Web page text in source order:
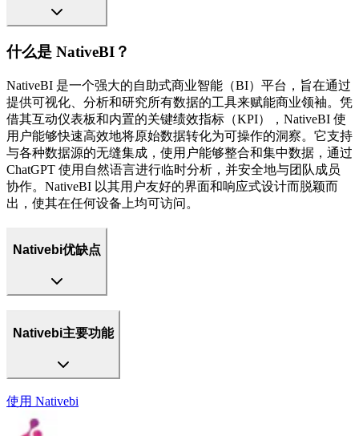
什么是 NativeBI？
NativeBI 是一个强大的自助式商业智能（BI）平台，旨在通过
提供可视化、分析和研究所有数据的工具来赋能商业领袖。凭
借其互动仪表板和内置的关键绩效指标（KPI），NativeBI 使
用户能够快速高效地将原始数据转化为可操作的洞察。它支持
与各种数据源的无缝集成，使用户能够整合和集中数据，通过
ChatGPT 使用自然语言进行临时分析，并安全地与团队成员
协作。NativeBI 以其用户友好的界面和响应式设计而脱颖而
出，使其在任何设备上均可访问。
Nativebi优缺点
Nativebi主要功能
使用 Nativebi